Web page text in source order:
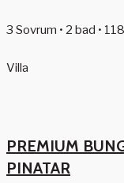
3 Sovrum • 2 bad •
Villa
PREMIUM
PINATAR